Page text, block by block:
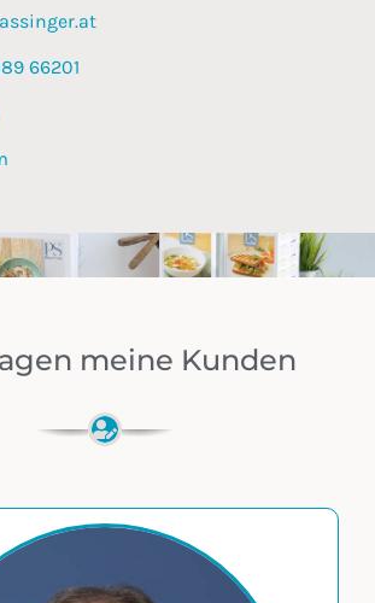
66201
meine Kunden